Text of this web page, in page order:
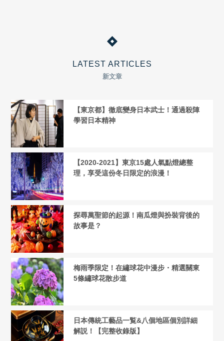
LATEST ARTICLES
新文章
【東京都】徹底變身日本武士！通過殺陣
學習日本精神
【2020-2021】東京15處人氣點燈總整
理，享受這份冬日限定的浪漫！
探尋萬聖節的起源！南瓜燈與扮裝背後的
故事是？
梅雨季限定！在繡球花中漫步・精選關東
5條繡球花散步道
日本傳統工藝品一覧&八個地區個別詳細
解説！【完整收錄版】